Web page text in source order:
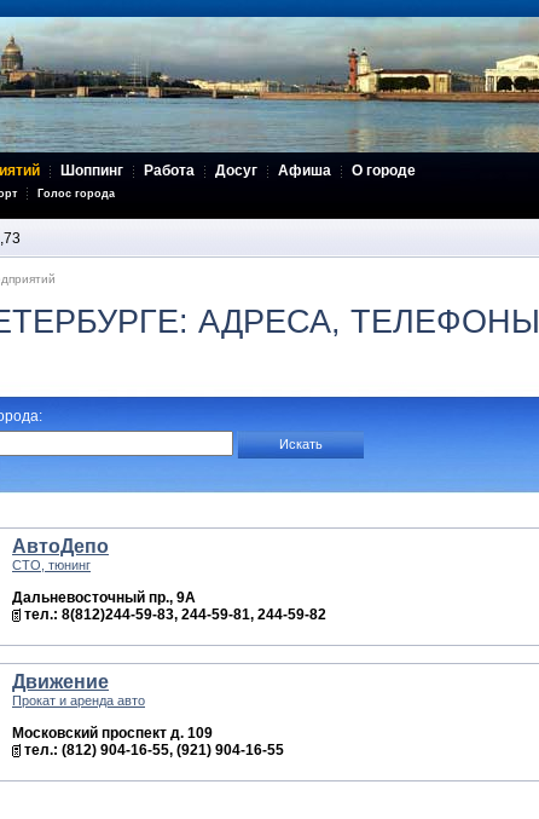
Шоппинг Работа Досуг Афиша О городе
Голос города
АДРЕСА, ТЕЛЕФОНЫ
АвтоДепо
СТО, тюнинг
Дальневосточный пр., 9А
тел.: 8(812)244-59-83, 244-59-81, 244-59-82
Движение
Прокат и аренда авто
Московский проспект д. 109
тел.: (812) 904-16-55, (921) 904-16-55